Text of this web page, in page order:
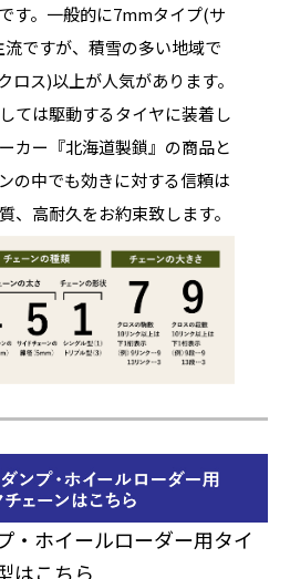
す。一般的に7mmタイプ(サ
ですが、積雪の多い地域で
ス)以上が人気があります。
ては駆動するタイヤに装着し
カー『北海道製鎖』の商品と
の中でも効きに対する信頼は
、高耐久をお約束致します。
・ホイールローダー用タイ
はこちら